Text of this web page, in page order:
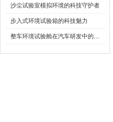
沙尘试验室模拟环境的科技守护者
步入式环境试验箱的科技魅力
整车环境试验舱在汽车研发中的作用